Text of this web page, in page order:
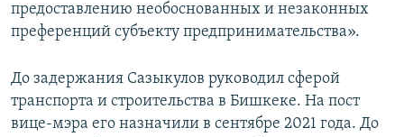
предоставлению необоснованных и незаконных
преференций субъекту предпринимательства».
До задержания Сазыкулов руководил сферой
транспорта и строительства в Бишкеке. На пост
вице-мэра его назначили в сентябре 2021 года. До